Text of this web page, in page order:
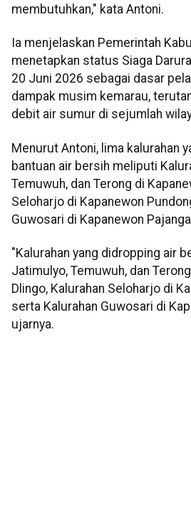
membutuhkan," kata Antoni.
Ia menjelaskan Pemerintah
menetapkan status Siaga
20 Juni 2026 sebagai dasar
dampak musim kemarau,
debit air sumur di sejumlah
Menurut Antoni, lima kalurahan
bantuan air bersih meliputi
Temuwuh, dan Terong di
Seloharjo di Kapanewon
Guwosari di Kapanewon
"Kalurahan yang didropping air
Jatimulyo, Temuwuh, dan
Dlingo, Kalurahan Seloharjo di
serta Kalurahan Guwosari di
ujarnya.